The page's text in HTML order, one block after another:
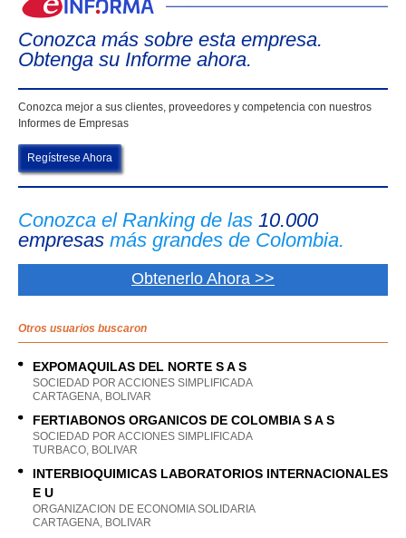
Conozca más sobre esta empresa.
Obtenga su Informe ahora.
Conozca mejor a sus clientes, proveedores y competencia con nuestros
Informes de Empresas
Regístrese Ahora
Conozca el Ranking de las 10.000
empresas más grandes de Colombia.
Obtenerlo Ahora >>
Otros usuarios buscaron
EXPOMAQUILAS DEL NORTE S A S
SOCIEDAD POR ACCIONES SIMPLIFICADA
CARTAGENA, BOLIVAR
FERTIABONOS ORGANICOS DE COLOMBIA S A S
SOCIEDAD POR ACCIONES SIMPLIFICADA
TURBACO, BOLIVAR
INTERBIOQUIMICAS LABORATORIOS INTERNACIONALES
E U
ORGANIZACION DE ECONOMIA SOLIDARIA
CARTAGENA, BOLIVAR